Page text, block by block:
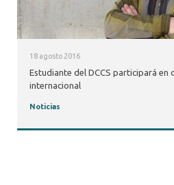
18 agosto 2016
Estudiante del DCCS participará en
internacional
Noticias